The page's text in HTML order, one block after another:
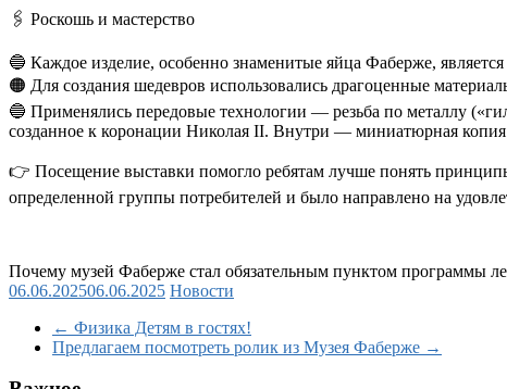
🖇 Роскошь и мастерство
🔵 Каждое изделие, особенно знаменитые яйца Фаберже,
🟠 Для создания шедевров использовались драгоценные
🔵 Применялись передовые технологии — резьба по металлу
созданное к коронации Николая II. Внутри — миниатюрная
👉 Посещение выставки помогло ребятам лучше понять
определенной группы потребителей и было направлено на
Почему музей Фаберже стал обязательным пунктом программы
06.06.202506.06.2025 Новости
← Физика Детям в гостях!
Предлагаем посмотреть ролик из Музея Фаберже →